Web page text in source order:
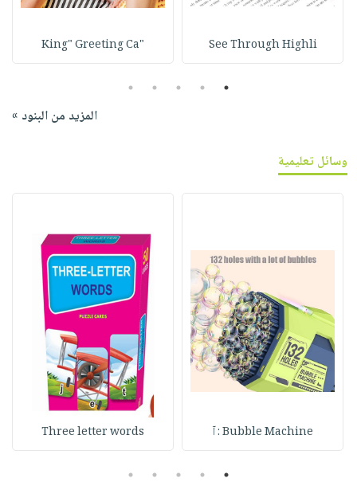
See Through Highli
"King" Greeting Ca
1
2
3
4
5
المزيد من البنود »
وسائل تعليمية
Bubble Machine : آ Three letter words
1
2
3
4
5